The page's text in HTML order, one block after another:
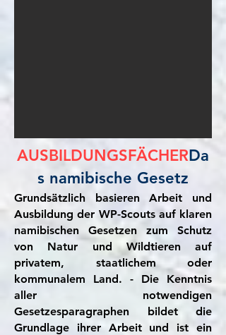
AUSBILDUNGSFÄCHERDa
s namibische Gesetz
Grundsätzlich basieren Arbeit und
Ausbildung der WP-Scouts auf klaren
namibischen Gesetzen zum Schutz
von Natur und Wildtieren auf
privatem, staatlichem oder
kommunalem Land. - Die Kenntnis
aller notwendigen
Gesetzesparagraphen bildet die
Grundlage ihrer Arbeit und ist ein